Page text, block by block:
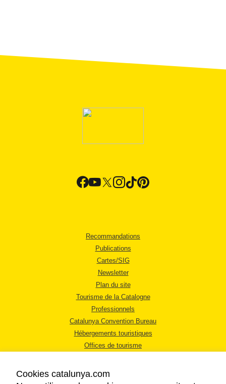
Recommandations
Publications
Cartes/SIG
Newsletter
Plan du site
Tourisme de la Catalogne
Professionnels
Catalunya Convention Bureau
Hébergements touristiques
Offices de tourisme
Cookies catalunya.com